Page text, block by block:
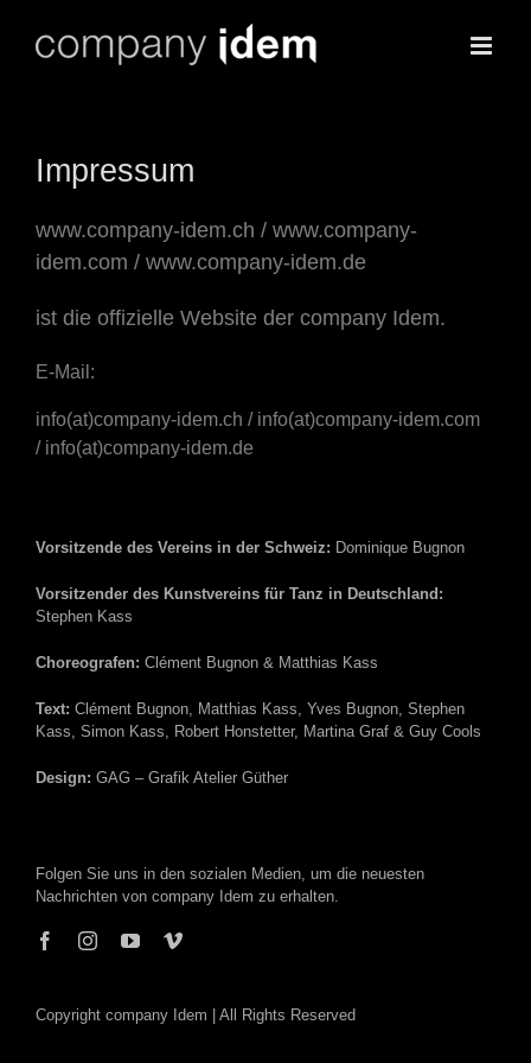
content
Impressum
www.company-idem.ch / www.company-
idem.com / www.company-idem.de
ist die offizielle Website der company Idem.
E-Mail:
info(at)company-idem.ch / info(at)company-idem.com
/ info(at)company-idem.de
Vorsitzende des Vereins in der Schweiz: Dominique Bugnon
Vorsitzender des Kunstvereins für Tanz in Deutschland:
Stephen Kass
Choreografen: Clément Bugnon & Matthias Kass
Text: Clément Bugnon, Matthias Kass, Yves Bugnon, Stephen
Kass, Simon Kass, Robert Honstetter, Martina Graf & Guy Cools
Design: GAG – Grafik Atelier Güther
Folgen Sie uns in den sozialen Medien, um die neuesten
Nachrichten von company Idem zu erhalten.
Copyright company Idem | All Rights Reserved